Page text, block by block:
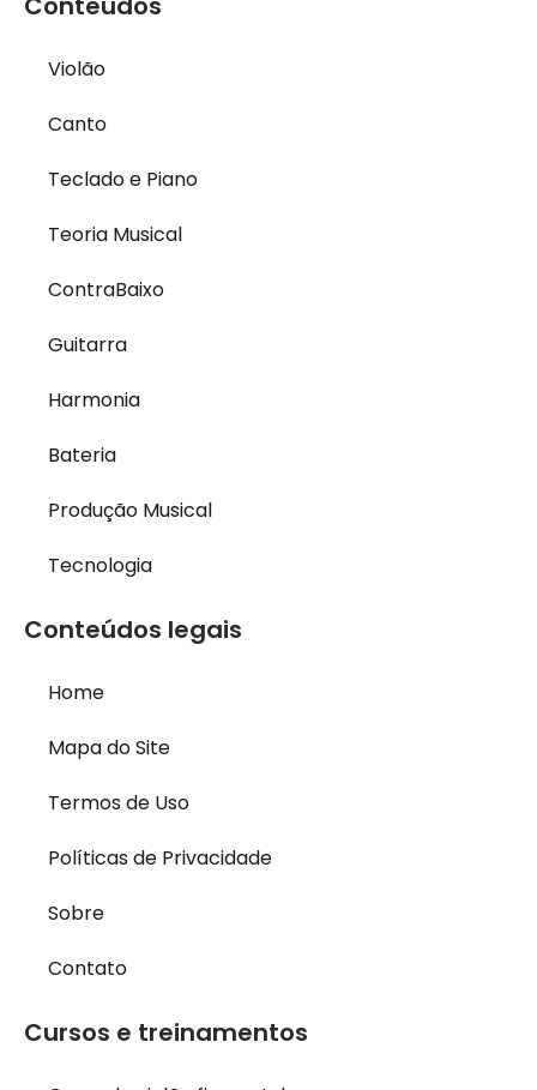
Violão
Canto
Teclado e Piano
Teoria Musical
ContraBaixo
Guitarra
Harmonia
Bateria
Produção Musical
Tecnologia
Conteúdos legais
Home
Mapa do Site
Termos de Uso
Políticas de Privacidade
Sobre
Contato
Cursos e treinamentos